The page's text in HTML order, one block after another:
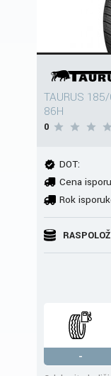
TAURUS
86H
0
DOT:
Cena
Rok
-